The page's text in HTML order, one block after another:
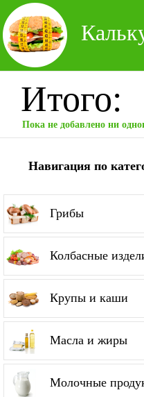
Итого:
Пока не добавлено ни
Навигация по
Грибы
Колбасные
Крупы и каши
Масла и жиры
Молочные